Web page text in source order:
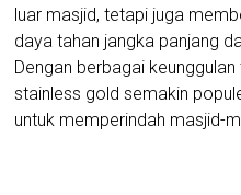
luar masjid, tetapi juga
daya tahan jangka panjang
Dengan berbagai
stainless gold semakin
untuk memperindah masjid-